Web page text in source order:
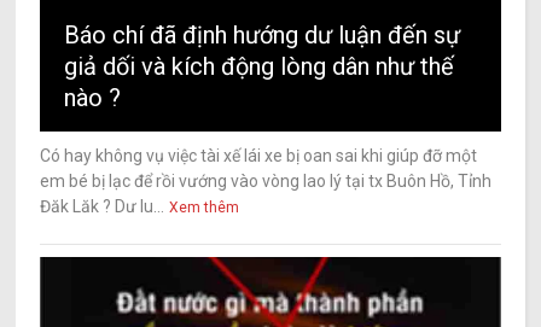
Báo chí đã định hướng dư luận đến sự
giả dối và kích động lòng dân như thế
nào ?
Có hay không vụ việc tài xế lái xe bị oan sai khi giúp đỡ một
em bé bị lạc để rồi vướng vào vòng lao lý tại tx Buôn Hồ, Tỉnh
Đăk Lăk ? Dư lu...
Xem thêm